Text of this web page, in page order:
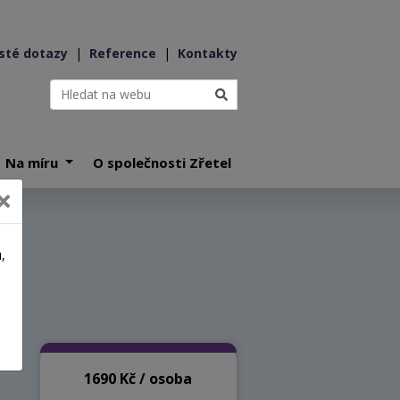
dotazy | Reference | Kontakty
Na míru O společnosti Zřetel
1690 Kč / osoba